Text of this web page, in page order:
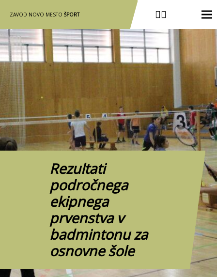
ZAVOD NOVO MESTO ŠPORT
Rezultati
področnega
ekipnega
prvenstva v
badmintonu za
osnovne šole